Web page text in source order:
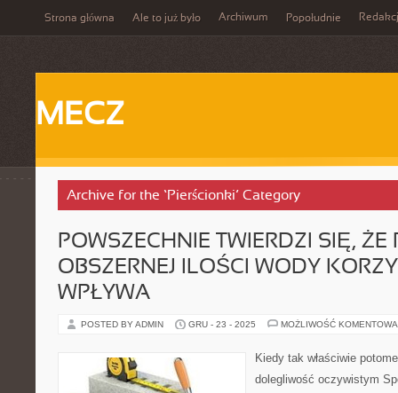
Strona główna Ale to już było Archiwum Popołudnie
MECZ
Archive for the ‘Pierścionki’ Category
POWSZECHNIE TWIERDZI SIĘ, ŻE
OBSZERNEJ ILOŚCI WODY
WPŁYWA
POSTED BY ADMIN GRU - 23 - 2025 MOŻLIWOŚĆ
Kiedy tak właściwie
dolegliwość oczywistym